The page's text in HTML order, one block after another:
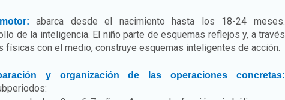
abarca desde el nacimiento hasta los 18-24 meses.
de la inteligencia. El niño parte de esquemas reflejos y, a través
físicas con el medio, construye esquemas inteligentes de acción.
y organización de las operaciones concretas: